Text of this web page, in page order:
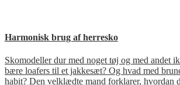
Harmonisk brug af herresko
Skomodeller dur med noget tøj og med andet
bære loafers til et jakkesæt? Og hvad med
habit? Den velklædte mand forklarer, hvordan